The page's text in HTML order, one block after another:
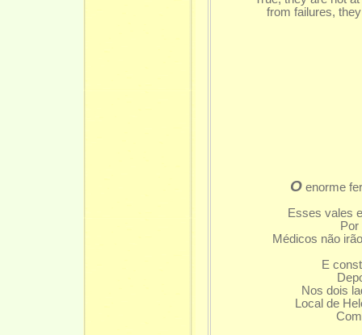
from failures,
Oenorme
Esses vales
Médicos não
E
Nos dois
Local de